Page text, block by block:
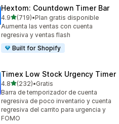
Hextom: Countdown Timer Bar
4.9de 5 estrellas
(719)
719 reseñas en total
•Plan gratis disponible
Aumenta las ventas con cuenta
regresiva y ventas flash
Built for Shopify
Timex Low Stock Urgency Timer
4.8de 5 estrellas
(232)
232 reseñas en total
•Gratis
Barra de temporizador de cuenta
regresiva de poco inventario y cuenta
regresiva del carrito para urgencia y
FOMO